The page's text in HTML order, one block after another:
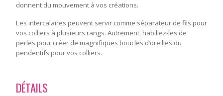
donnent du mouvement à vos créations.
Les intercalaires peuvent servir comme séparateur de fils pour
vos colliers à plusieurs rangs. Autrement, habillez-les de
perles pour créer de magnifiques boucles d’oreilles ou
pendentifs pour vos colliers.
DÉTAILS